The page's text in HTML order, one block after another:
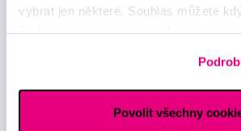
vybrat jen některé. Souhlas můžete
Povolit všechny
Novinky a nabídky
Chci dostávat informace o novinkách a